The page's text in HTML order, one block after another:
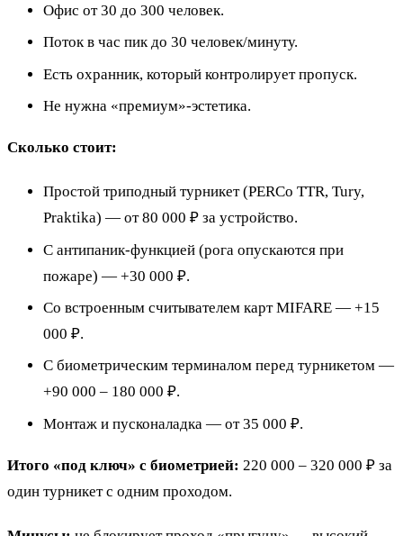
Офис от 30 до 300 человек.
Поток в час пик до 30 человек/минуту.
Есть охранник, который контролирует пропуск.
Не нужна «премиум»-эстетика.
Сколько стоит:
Простой триподный турникет (PERCo TTR, Tury,
Praktika) — от 80 000 ₽ за устройство.
С антипаник-функцией (рога опускаются при
пожаре) — +30 000 ₽.
Со встроенным считывателем карт MIFARE — +15
000 ₽.
С биометрическим терминалом перед турникетом —
+90 000 – 180 000 ₽.
Монтаж и пусконаладка — от 35 000 ₽.
Итого «под ключ» с биометрией: 220 000 – 320 000 ₽ за
один турникет с одним проходом.